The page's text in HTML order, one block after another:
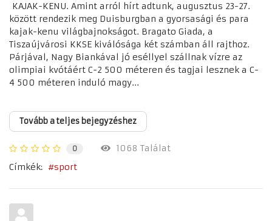
KAJAK-KENU. Amint arról hírt adtunk, augusztus 23-27.
között rendezik meg Duisburgban a gyorsasági és para
kajak-kenu világbajnokságot. Bragato Giada, a
Tiszaújvárosi KKSE kiválósága két számban áll rajthoz.
Párjával, Nagy Biankával jó eséllyel szállnak vízre az
olimpiai kvótáért C-2 500 méteren és tagjai lesznek a C-
4 500 méteren induló magy...
Tovább a teljes bejegyzéshez
0
1068 Találat
Címkék:
sport